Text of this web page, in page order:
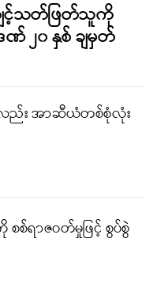
ျင့်သတ်ဖြတ်သူကို
၂၀ နှစ် ချမှတ်
ည်း အာဆီယံတစ်စုံလုံး
စ်ရာဇဝတ်မှုဖြင့် စွပ်စွဲ